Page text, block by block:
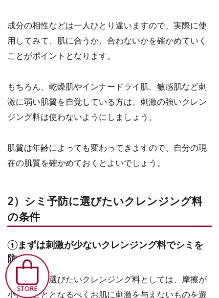
成分の相性などは一人ひとり違いますので、実際に使
用してみて、肌に合うか、合わないかを確かめていく
ことがポイントとなります。
もちろん、乾燥肌やインナードライ肌、敏感肌など刺
激に弱い肌質を自覚している方は、刺激の強いクレン
ジング料は使わないようにしましょう。
肌質は年齢によっても変わってきますので、自分の現
在の肌質を確かめておくとよいでしょう。
2）シミ予防に選びたいクレンジング料
の条件
①まずは刺激が少ないクレンジング料でシミを
防ぐ
シミ予防に選びたいクレンジング料としては、摩擦が
小さいこととなるべくお肌に刺激を与えないものを選